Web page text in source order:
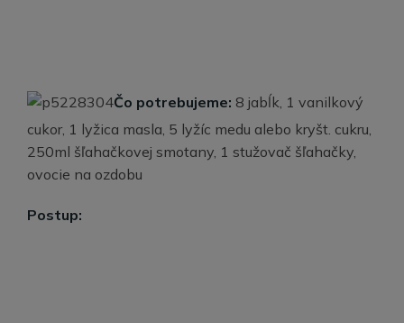
Čo potrebujeme: 8 jabĺk, 1 vanilkový
cukor, 1 lyžica masla, 5 lyžíc medu alebo kryšt. cukru,
250ml šľahačkovej smotany, 1 stužovač šľahačky,
ovocie na ozdobu
Postup: